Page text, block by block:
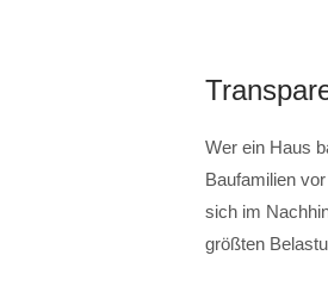
Wer ein Haus
Baufamilien
sich im
größten